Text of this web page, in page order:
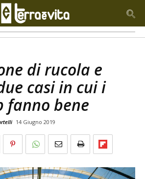
di rucola e
casi in cui i
fanno bene
14 Giugno 2019